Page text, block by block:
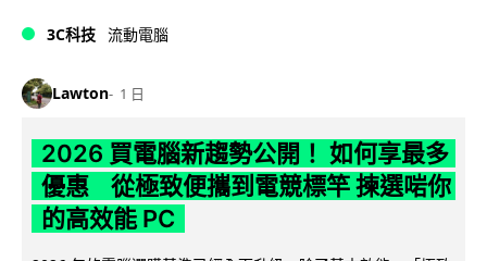
3C科技 流動電腦
Lawton 1 日
2026 買電腦新趨勢公開！ 如何享最多
優惠 從極致便攜到電競標竿 揀選啱你
的高效能 PC